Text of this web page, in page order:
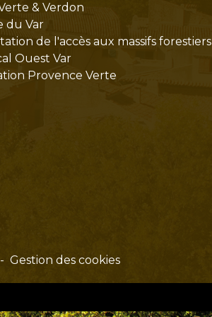
& Verdon
du Var
de l'accès aux massifs forestiers
Ouest Var
Provence Verte
- Gestion des cookies